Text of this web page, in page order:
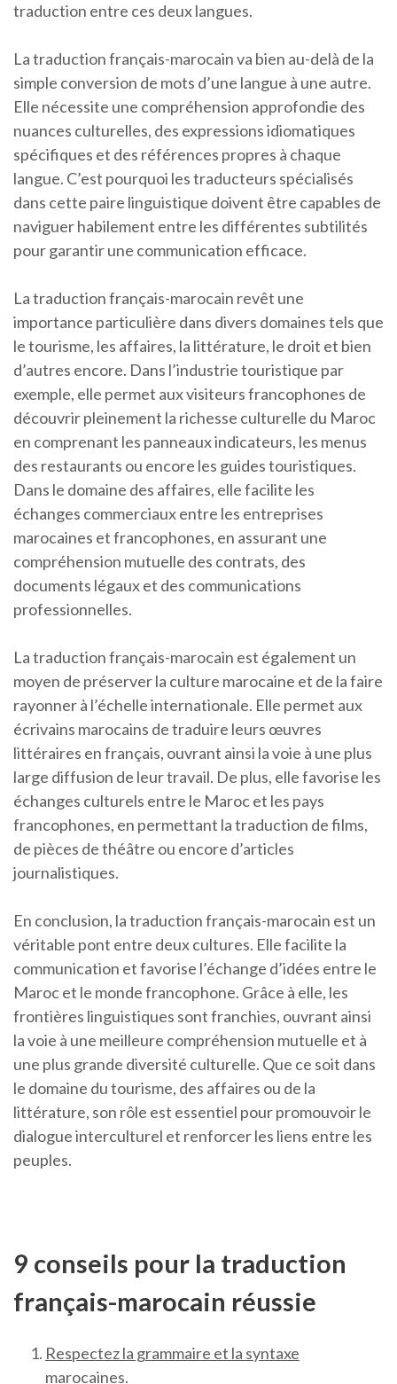
traduction entre ces deux langues.
La traduction français-marocain va bien au-delà de la
simple conversion de mots d’une langue à une autre.
Elle nécessite une compréhension approfondie des
nuances culturelles, des expressions idiomatiques
spécifiques et des références propres à chaque
langue. C’est pourquoi les traducteurs spécialisés
dans cette paire linguistique doivent être capables de
naviguer habilement entre les différentes subtilités
pour garantir une communication efficace.
La traduction français-marocain revêt une
importance particulière dans divers domaines tels que
le tourisme, les affaires, la littérature, le droit et bien
d’autres encore. Dans l’industrie touristique par
exemple, elle permet aux visiteurs francophones de
découvrir pleinement la richesse culturelle du Maroc
en comprenant les panneaux indicateurs, les menus
des restaurants ou encore les guides touristiques.
Dans le domaine des affaires, elle facilite les
échanges commerciaux entre les entreprises
marocaines et francophones, en assurant une
compréhension mutuelle des contrats, des
documents légaux et des communications
professionnelles.
La traduction français-marocain est également un
moyen de préserver la culture marocaine et de la faire
rayonner à l’échelle internationale. Elle permet aux
écrivains marocains de traduire leurs œuvres
littéraires en français, ouvrant ainsi la voie à une plus
large diffusion de leur travail. De plus, elle favorise les
échanges culturels entre le Maroc et les pays
francophones, en permettant la traduction de films,
de pièces de théâtre ou encore d’articles
journalistiques.
En conclusion, la traduction français-marocain est un
véritable pont entre deux cultures. Elle facilite la
communication et favorise l’échange d’idées entre le
Maroc et le monde francophone. Grâce à elle, les
frontières linguistiques sont franchies, ouvrant ainsi
la voie à une meilleure compréhension mutuelle et à
une plus grande diversité culturelle. Que ce soit dans
le domaine du tourisme, des affaires ou de la
littérature, son rôle est essentiel pour promouvoir le
dialogue interculturel et renforcer les liens entre les
peuples.
9 conseils pour la traduction
français-marocain réussie
Respectez la grammaire et la syntaxe
marocaines.